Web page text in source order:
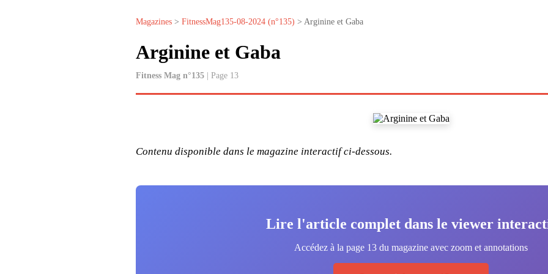
Magazines > FitnessMag135-08-2024 (n°135) > Arginine et Gaba
Arginine et Gaba
Fitness Mag n°135 | Page 13
Contenu disponible dans le magazine interactif ci-dessous.
Lire l'article complet dans le viewer
Accédez à la page 13 du magazine avec zoom et annotations